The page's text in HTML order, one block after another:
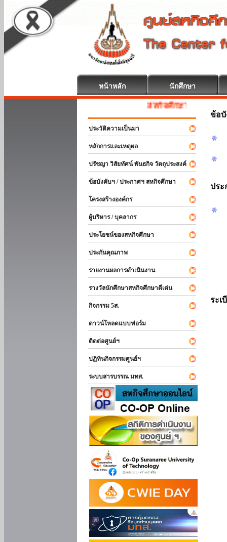
หน้าหลัก นักศึกษา
สหกิจศึกษา ยินดีต้อนรับ
ประวัติความเป็นมา
หลักการและเหตุผล
ปรัชญา วิสัยทัศน์ พันธกิจ วัตถุประสงค์
ข้อบังคับฯ / ประกาศฯ สหกิจศึกษา
โครงสร้างองค์กร
ผู้บริหาร / บุคลากร
ประโยชน์ของสหกิจศึกษา
ประกันคุณภาพ
รายงานผลการดำเนินงาน
รางวัลนักศึกษาสหกิจศึกษาดีเด่น
กิจกรรม 5ส.
ดาวน์โหลดแบบฟอร์ม
ติดต่อศูนย์ฯ
ปฏิทินกิจกรรมศูนย์ฯ
ระบบสารบรรณ มทส.
ข้อ
ประ
ระเ